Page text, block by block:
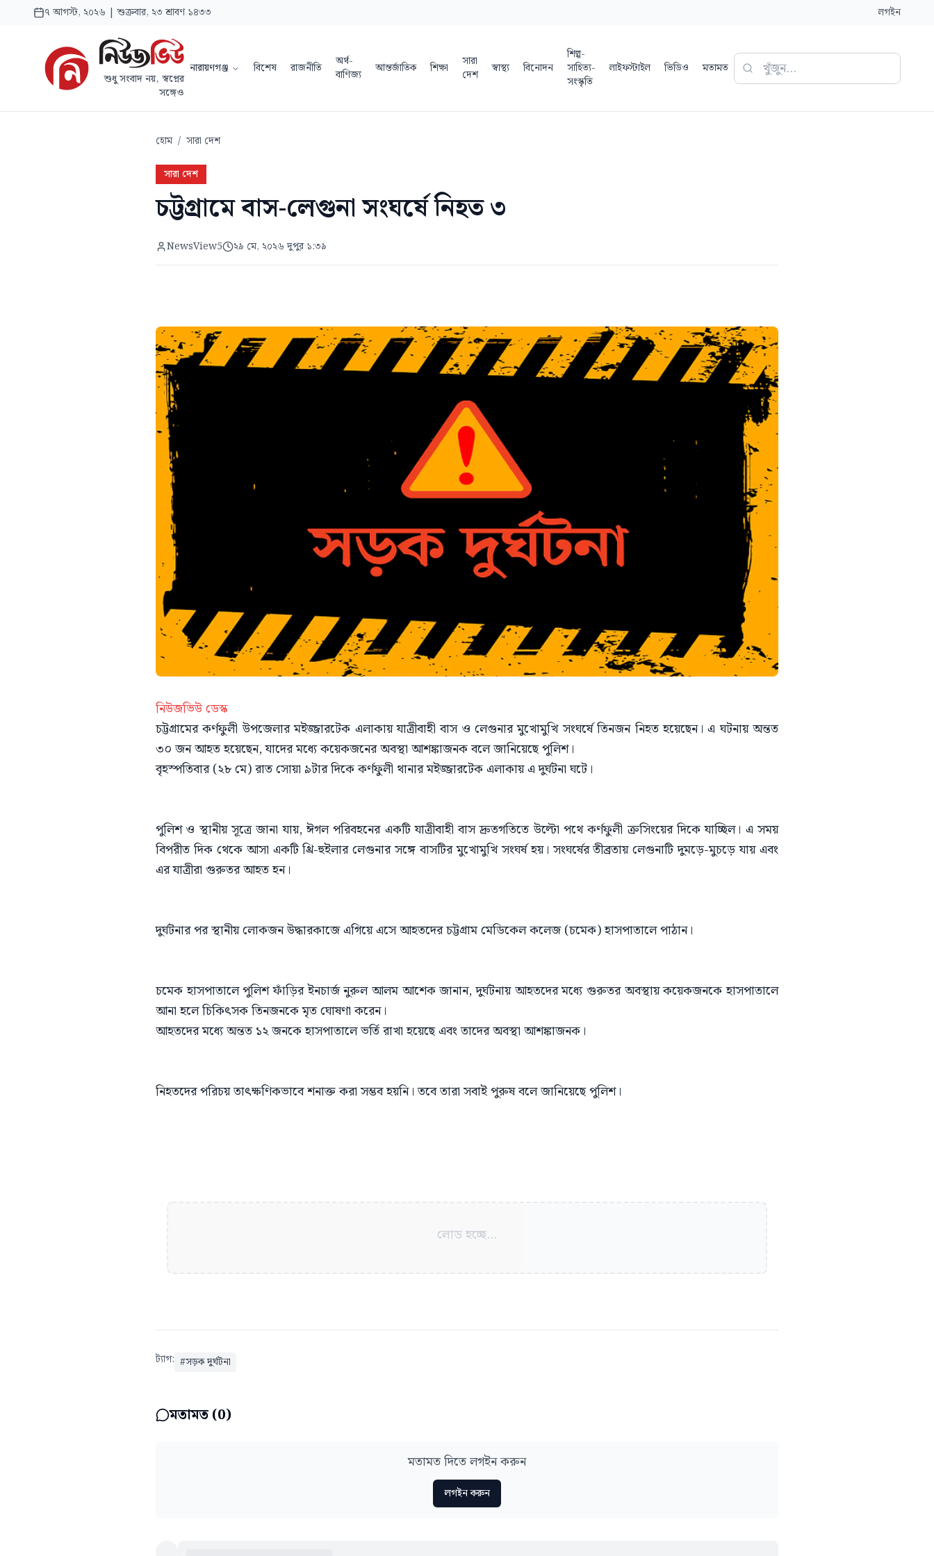
৭ আগস্ট, ২০২৬ | শুক্রবার, ২৩ শ্রাবণ ১৪৩৩ লগইন
শুধু সংবাদ নয়, স্বপ্নের
সঙ্গেও
নারায়ণগঞ্জ বিশেষ রাজনীতি
অর্থ-
বাণিজ্য
আন্তর্জাতিক শিক্ষা
সারা
দেশ
স্বাস্থ্য বিনোদন
শিল্প-
সাহিত্য-
সংস্কৃতি
লাইফস্টাইল ভিডিও মতামত
হোম / সারা দেশ
সারা দেশ
চট্টগ্রামে বাস-লেগুনা সংঘর্ষে নিহত ৩
NewsView5 ২৯ মে, ২০২৬ দুপুর ১:৩৯
নিউজভিউ ডেস্ক
চট্টগ্রামের কর্ণফুলী উপজেলার মইজ্জারটেক এলাকায় যাত্রীবাহী বাস ও লেগুনার মুখোমুখি সংঘর্ষে তিনজন নিহত হয়েছেন। এ ঘটনায় অন্তত
৩০ জন আহত হয়েছেন, যাদের মধ্যে কয়েকজনের অবস্থা আশঙ্কাজনক বলে জানিয়েছে পুলিশ।
বৃহস্পতিবার (২৮ মে) রাত সোয়া ৯টার দিকে কর্ণফুলী থানার মইজ্জারটেক এলাকায় এ দুর্ঘটনা ঘটে।
পুলিশ ও স্থানীয় সূত্রে জানা যায়, ঈগল পরিবহনের একটি যাত্রীবাহী বাস দ্রুতগতিতে উল্টো পথে কর্ণফুলী ক্রসিংয়ের দিকে যাচ্ছিল। এ সময়
বিপরীত দিক থেকে আসা একটি থ্রি-হুইলার লেগুনার সঙ্গে বাসটির মুখোমুখি সংঘর্ষ হয়। সংঘর্ষের তীব্রতায় লেগুনাটি দুমড়ে-মুচড়ে যায় এবং
এর যাত্রীরা গুরুতর আহত হন।
দুর্ঘটনার পর স্থানীয় লোকজন উদ্ধারকাজে এগিয়ে এসে আহতদের চট্টগ্রাম মেডিকেল কলেজ (চমেক) হাসপাতালে পাঠান।
চমেক হাসপাতালে পুলিশ ফাঁড়ির ইনচার্জ নুরুল আলম আশেক জানান, দুর্ঘটনায় আহতদের মধ্যে গুরুতর অবস্থায় কয়েকজনকে হাসপাতালে
আনা হলে চিকিৎসক তিনজনকে মৃত ঘোষণা করেন।
আহতদের মধ্যে অন্তত ১২ জনকে হাসপাতালে ভর্তি রাখা হয়েছে এবং তাদের অবস্থা আশঙ্কাজনক।
নিহতদের পরিচয় তাৎক্ষণিকভাবে শনাক্ত করা সম্ভব হয়নি। তবে তারা সবাই পুরুষ বলে জানিয়েছে পুলিশ।
লোড হচ্ছে...
ট্যাগ: #সড়ক দুর্ঘটনা
মতামত (0)
মতামত দিতে লগইন করুন
লগইন করুন